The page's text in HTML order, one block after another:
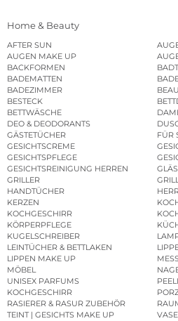
Home & Beauty
AFTER SUN
AUGEN MAKE UP
BACKFORMEN
BADEMATTEN
BADEZIMMER
BESTECK
BETTWÄSCHE
DEO & DEODORANTS
GÄSTETÜCHER
FÜR
GESICHTSCREME
GESICHTSPFLEGE
GESICHTSREINIGUNG HERREN
GRILLER
HANDTÜCHER
KERZEN
KOCHGESCHIRR
KÖRPERPFLEGE
KUGELSCHREIBER
LEINTÜCHER & BETTLAKEN
LIPPEN MAKE UP
MÖBEL
UNISEX PARFUMS
KOCHGESCHIRR
RASIERER & RASUR ZUBEHÖR
TEINT | GESICHTS MAKE UP